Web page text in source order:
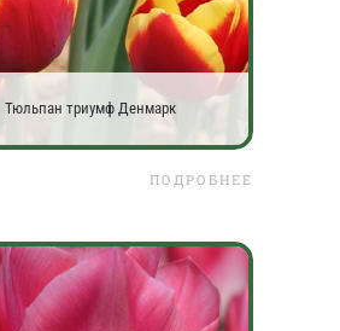
Тюльпан триумф Денмарк
ПОДРОБНЕЕ